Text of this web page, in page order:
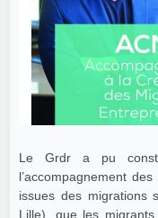
Le Grdr a pu
l’accompagnement
issues des migrations
Lille), que les